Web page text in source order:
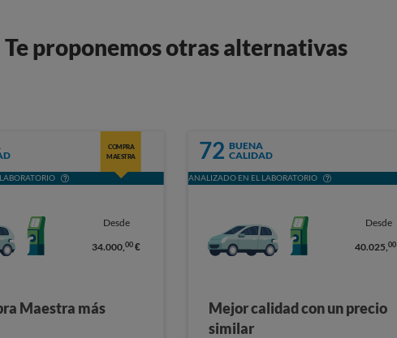
Te proponemos otras alternativas
COMPRA
MAESTRA
Desde
34.000,00 €
Maestra más
72 BUENA
CALIDAD
ANALIZADO EN EL LABORATORIO
Desde
40.025,00
Mejor calidad con un precio
similar